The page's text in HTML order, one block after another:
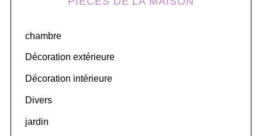
f
o
:
chambre
Décoration extérieure
Décoration intérieure
Divers
jardin